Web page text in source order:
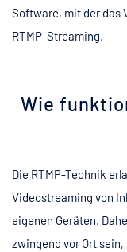
Software, mit der das
RTMP-Streaming.
Wie
Die RTMP-Technik
Videostreaming von
eigenen Geräten.
zwingend vor Ort